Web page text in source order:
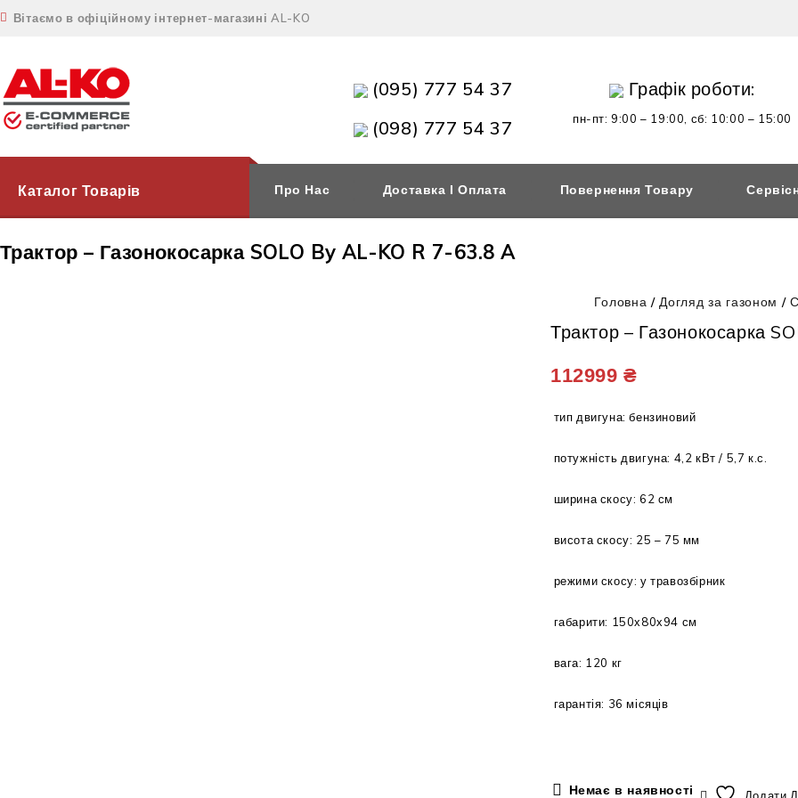
Вітаємо в офіційному інтернет-магазині AL-KO
(095) 777 54 37
(098) 777 54 37
Графік роботи:
пн-пт: 9:00 – 19:00, сб: 10:00 – 15:00
Каталог Товарів Про Нас Доставка І Оплата Повернення Товару
Трактор – Газонокосарка SOLO By AL-KO R 7-63.8 A
Головна /Догляд за газоном /
Трактор – Газонокосарка
112999₴
тип двигуна: бензиновий
потужність двигуна: 4,2 кВт / 5,7 к.с.
ширина скосу: 62 см
висота скосу: 25 – 75 мм
режими скосу: у травозбірник
габарити: 150х80х94 см
вага: 120 кг
гарантія: 36 місяців
Немає в наявності